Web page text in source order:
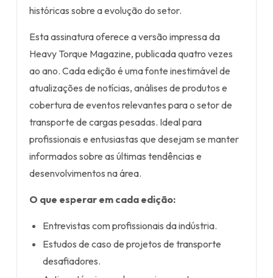
históricas sobre a evolução do setor.
Esta assinatura oferece a versão impressa da
Heavy Torque Magazine, publicada quatro vezes
ao ano. Cada edição é uma fonte inestimável de
atualizações de notícias, análises de produtos e
cobertura de eventos relevantes para o setor de
transporte de cargas pesadas. Ideal para
profissionais e entusiastas que desejam se manter
informados sobre as últimas tendências e
desenvolvimentos na área.
O que esperar em cada edição:
Entrevistas com profissionais da indústria.
Estudos de caso de projetos de transporte
desafiadores.